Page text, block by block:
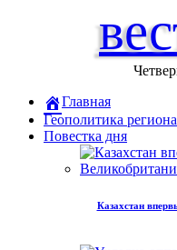
Главная
Геополитика региона
Повестка дня
Казахстан